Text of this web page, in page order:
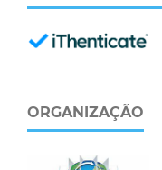
ORGANIZAÇÃO